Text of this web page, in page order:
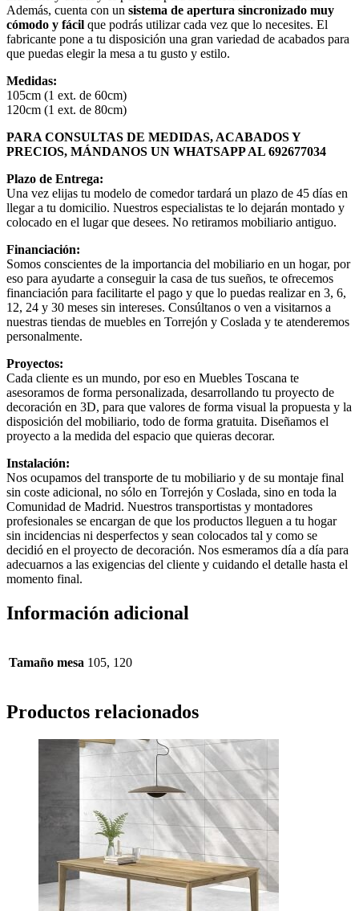
Además, cuenta con un sistema de apertura sincronizado muy
cómodo y fácil que podrás utilizar cada vez que lo necesites. El
fabricante pone a tu disposición una gran variedad de acabados para
que puedas elegir la mesa a tu gusto y estilo.
Medidas:
105cm (1 ext. de 60cm)
120cm (1 ext. de 80cm)
PARA CONSULTAS DE MEDIDAS, ACABADOS Y
PRECIOS, MÁNDANOS UN WHATSAPP AL 692677034
Plazo de Entrega:
Una vez elijas tu modelo de comedor tardará un plazo de 45 días en
llegar a tu domicilio. Nuestros especialistas te lo dejarán montado y
colocado en el lugar que desees. No retiramos mobiliario antiguo.
Financiación:
Somos conscientes de la importancia del mobiliario en un hogar, por
eso para ayudarte a conseguir la casa de tus sueños, te ofrecemos
financiación para facilitarte el pago y que lo puedas realizar en 3, 6,
12, 24 y 30 meses sin intereses. Consúltanos o ven a visitarnos a
nuestras tiendas de muebles en Torrejón y Coslada y te atenderemos
personalmente.
Proyectos:
Cada cliente es un mundo, por eso en Muebles Toscana te
asesoramos de forma personalizada, desarrollando tu proyecto de
decoración en 3D, para que valores de forma visual la propuesta y la
disposición del mobiliario, todo de forma gratuita. Diseñamos el
proyecto a la medida del espacio que quieras decorar.
Instalación:
Nos ocupamos del transporte de tu mobiliario y de su montaje final
sin coste adicional, no sólo en Torrejón y Coslada, sino en toda la
Comunidad de Madrid. Nuestros transportistas y montadores
profesionales se encargan de que los productos lleguen a tu hogar
sin incidencias ni desperfectos y sean colocados tal y como se
decidió en el proyecto de decoración. Nos esmeramos día a día para
adecuarnos a las exigencias del cliente y cuidando el detalle hasta el
momento final.
Información adicional
Tamaño mesa 105, 120
Productos relacionados